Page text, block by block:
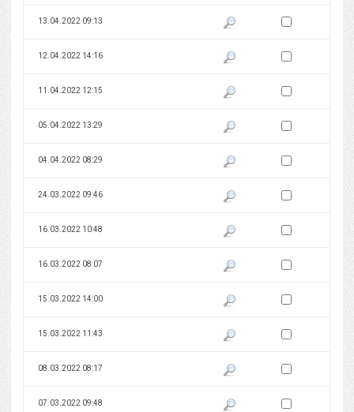
13.04.2022 09:13 Pokaż podgląd wersji z dnia
Zaznacz wersję do
12.04.2022 14:16 Pokaż podgląd wersji z dnia
Zaznacz wersję do
11.04.2022 12:15 Pokaż podgląd wersji z dnia
Zaznacz wersję do
05.04.2022 13:29 Pokaż podgląd wersji z dnia
Zaznacz wersję do
04.04.2022 08:29 Pokaż podgląd wersji z dnia
Zaznacz wersję do
24.03.2022 09:46 Pokaż podgląd wersji z dnia
Zaznacz wersję do
16.03.2022 10:48 Pokaż podgląd wersji z dnia
Zaznacz wersję do
16.03.2022 08:07 Pokaż podgląd wersji z dnia
Zaznacz wersję do
15.03.2022 14:00 Pokaż podgląd wersji z dnia
Zaznacz wersję do
15.03.2022 11:43 Pokaż podgląd wersji z dnia
Zaznacz wersję do
08.03.2022 08:17 Pokaż podgląd wersji z dnia
Zaznacz wersję do
07.03.2022 09:48 Pokaż podgląd wersji z dnia
Zaznacz wersję do